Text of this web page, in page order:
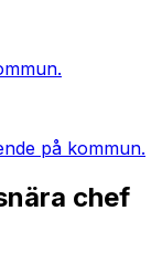
på kommun.
chef